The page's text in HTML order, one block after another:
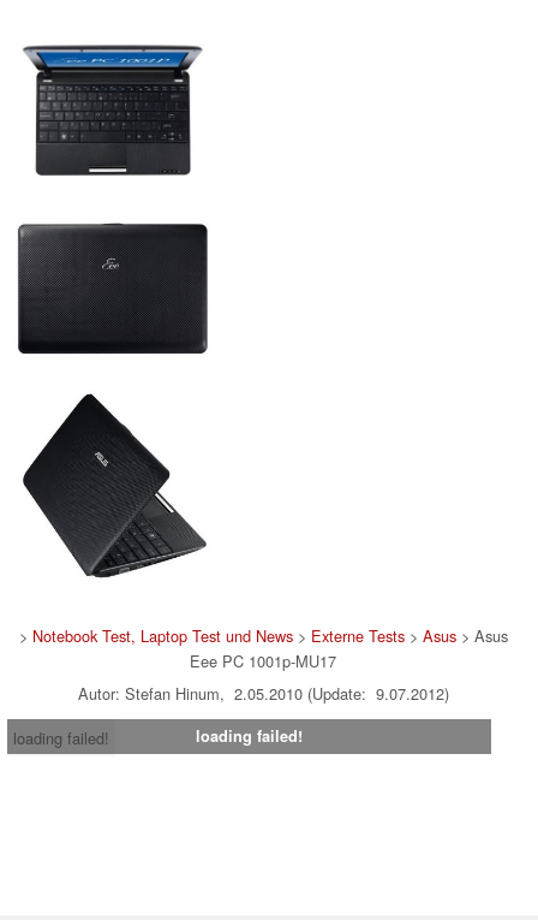
> Notebook Test, Laptop Test und News> Externe Tests> Asus> Asus
Eee PC 1001p-MU17
Autor: Stefan Hinum, 2.05.2010 (Update: 9.07.2012)
loading failed!
loading failed!